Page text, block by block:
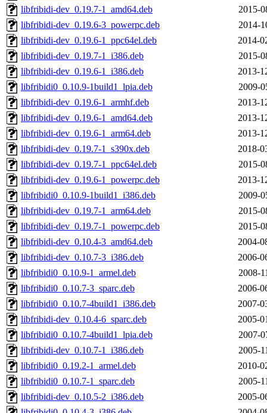
libfribidi-dev_0.19.7-1_amd64.deb
2015-
libfribidi-dev_0.19.6-3_powerpc.deb
2014-
libfribidi-dev_0.19.6-1_ppc64el.deb
2014-
libfribidi-dev_0.19.7-1_i386.deb
2015-
libfribidi-dev_0.19.6-1_i386.deb
2013-
libfribidi0_0.10.9-1build1_lpia.deb
2009-
libfribidi-dev_0.19.6-1_armhf.deb
2013-
libfribidi-dev_0.19.6-1_amd64.deb
2013-
libfribidi-dev_0.19.6-1_arm64.deb
2013-
libfribidi-dev_0.19.7-1_s390x.deb
2018-
libfribidi-dev_0.19.7-1_ppc64el.deb
2015-
libfribidi-dev_0.19.6-1_powerpc.deb
2013-
libfribidi0_0.10.9-1build1_i386.deb
2009-
libfribidi-dev_0.19.7-1_arm64.deb
2015-
libfribidi-dev_0.19.7-1_powerpc.deb
2015-
libfribidi-dev_0.10.4-3_amd64.deb
2004-
libfribidi-dev_0.10.7-3_i386.deb
2006-
libfribidi0_0.10.9-1_armel.deb
2008-
libfribidi0_0.10.7-3_sparc.deb
2006-
libfribidi0_0.10.7-4build1_i386.deb
2007-
libfribidi-dev_0.10.4-6_sparc.deb
2005-
libfribidi0_0.10.7-4build1_lpia.deb
2007-
libfribidi-dev_0.10.7-1_i386.deb
2005-
libfribidi0_0.19.2-1_armel.deb
2010-
libfribidi0_0.10.7-1_sparc.deb
2005-
libfribidi-dev_0.10.5-2_i386.deb
2005-